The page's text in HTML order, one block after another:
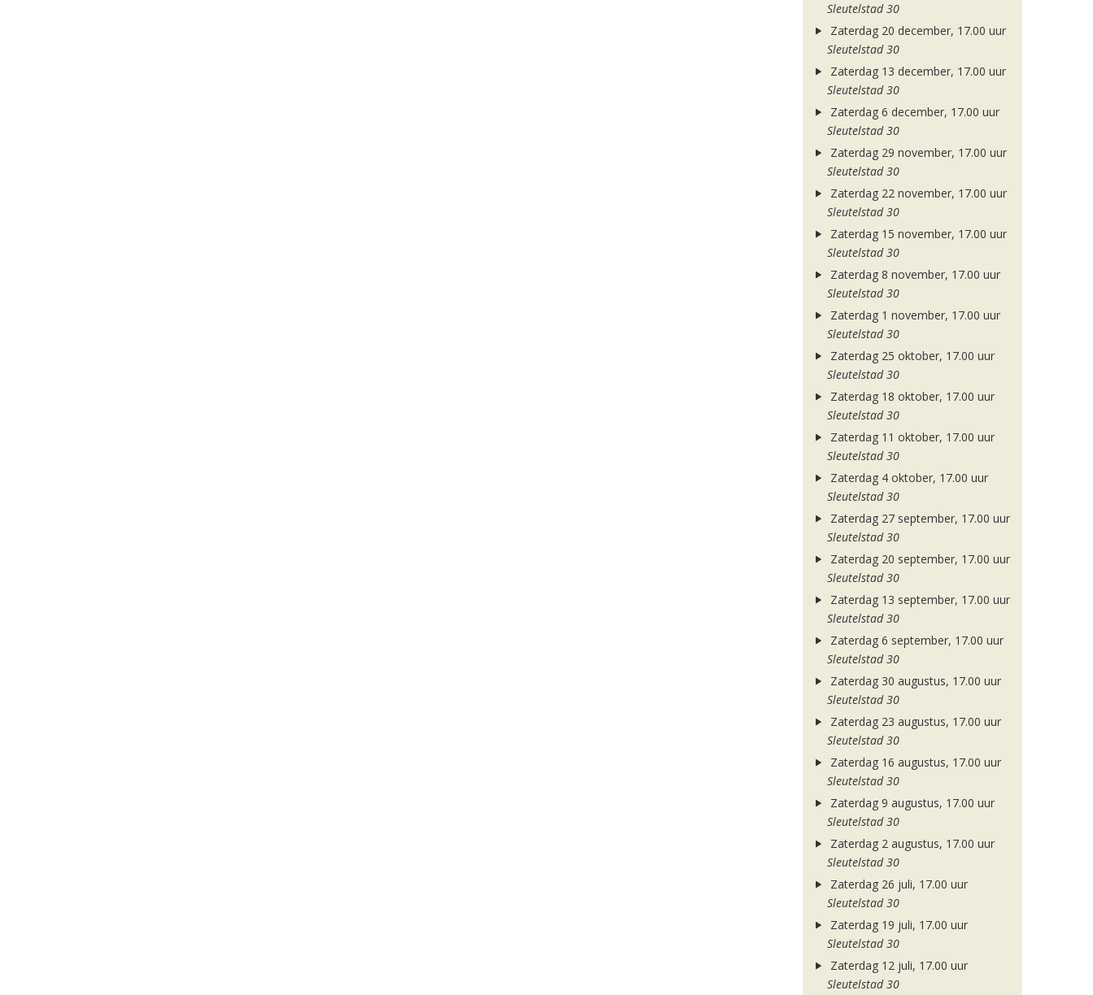
Sleutelstad 30
Zaterdag 20 december, 17.00 uur
Sleutelstad 30
Zaterdag 13 december, 17.00 uur
Sleutelstad 30
Zaterdag 6 december, 17.00 uur
Sleutelstad 30
Zaterdag 29 november, 17.00 uur
Sleutelstad 30
Zaterdag 22 november, 17.00 uur
Sleutelstad 30
Zaterdag 15 november, 17.00 uur
Sleutelstad 30
Zaterdag 8 november, 17.00 uur
Sleutelstad 30
Zaterdag 1 november, 17.00 uur
Sleutelstad 30
Zaterdag 25 oktober, 17.00 uur
Sleutelstad 30
Zaterdag 18 oktober, 17.00 uur
Sleutelstad 30
Zaterdag 11 oktober, 17.00 uur
Sleutelstad 30
Zaterdag 4 oktober, 17.00 uur
Sleutelstad 30
Zaterdag 27 september, 17.00 uur
Sleutelstad 30
Zaterdag 20 september, 17.00 uur
Sleutelstad 30
Zaterdag 13 september, 17.00 uur
Sleutelstad 30
Zaterdag 6 september, 17.00 uur
Sleutelstad 30
Zaterdag 30 augustus, 17.00 uur
Sleutelstad 30
Zaterdag 23 augustus, 17.00 uur
Sleutelstad 30
Zaterdag 16 augustus, 17.00 uur
Sleutelstad 30
Zaterdag 9 augustus, 17.00 uur
Sleutelstad 30
Zaterdag 2 augustus, 17.00 uur
Sleutelstad 30
Zaterdag 26 juli, 17.00 uur
Sleutelstad 30
Zaterdag 19 juli, 17.00 uur
Sleutelstad 30
Zaterdag 12 juli, 17.00 uur
Sleutelstad 30